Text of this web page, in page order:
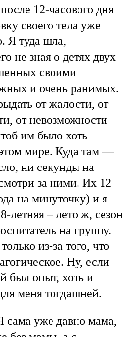
12-часового дня
своего тела уже
Я туда шла,
не зная о детях двух
своими
и очень ранимых.
от жалости, от
от невозможности
им было хоть
мире. Куда там —
ни секунды на
за ними. Их 12
на минуточку) и я
летняя – лето ж, сезон
на группу.
из-за того, что
Ну, если
был опыт, хоть и
меня тогдашней.
сама уже давно мама,